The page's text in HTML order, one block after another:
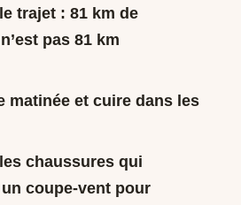
trajet: 81 km de
pas 81 km
matinée et cuire dans les
chaussures qui
coupe-vent pour